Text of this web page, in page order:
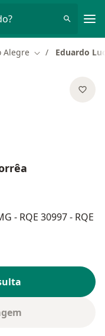
Alegre Mudar de cidade
Eduardo
- RQE 30997 - RQE